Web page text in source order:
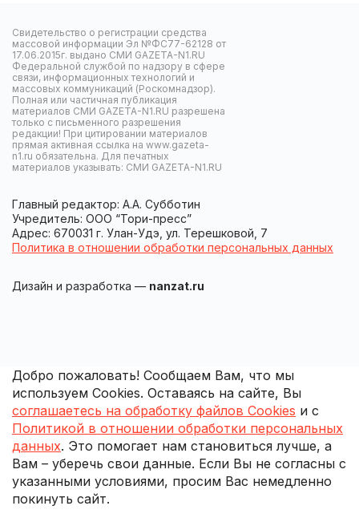
Свидетельство о регистрации средства
массовой информации Эл №ФС77-62128 от
17.06.2015г. выдано СМИ GAZETA-N1.RU
Федеральной службой по надзору в сфере
связи, информационных технологий и
массовых коммуникаций (Роскомнадзор).
Полная или частичная публикация
материалов СМИ GAZETA-N1.RU разрешена
только с письменного разрешения
редакции! При цитировании материалов
прямая активная ссылка на www.gazeta-
n1.ru обязательна. Для печатных
материалов указывать: СМИ GAZETA-N1.RU
Главный редактор: А.А. Субботин
Учредитель: ООО “Тори-пресс”
Адрес: 670031 г. Улан-Удэ, ул. Терешковой, 7
Политика в отношении обработки персональных данных
Дизайн и разработка — nanzat.ru
Добро пожаловать! Сообщаем Вам, что мы
используем Cookies. Оставаясь на сайте, Вы
соглашаетесь на обработку файлов Cookies и с
Политикой в отношении обработки персональных
данных. Это помогает нам становиться лучше, а
Вам – уберечь свои данные. Если Вы не согласны с
указанными условиями, просим Вас немедленно
покинуть сайт.